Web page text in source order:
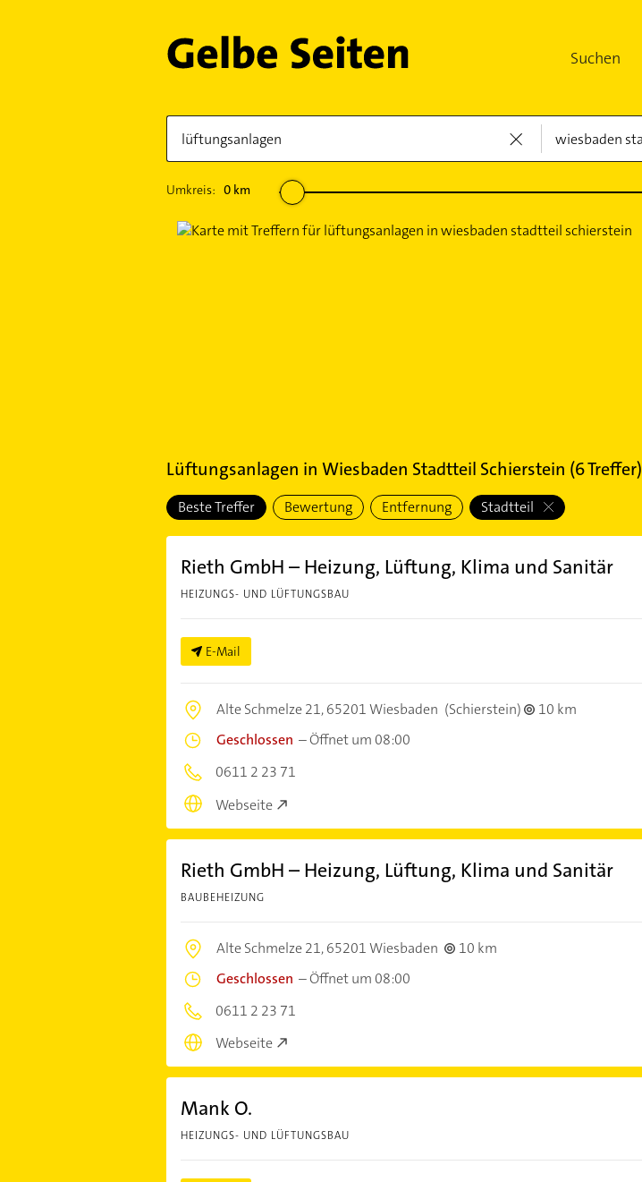
Suchen
Umkreis: 0km
Lüftungsanlagen in Wiesbaden Stadtteil Schierstein (6Treffer)
Beste Treffer Bewertung Entfernung Stadtteil
Rieth GmbH – Heizung, Lüftung, Klima und Sanitär
HEIZUNGS- UND LÜFTUNGSBAU
E-Mail
Alte Schmelze 21,65201 Wiesbaden (Schierstein)
10 km
Geschlossen –Öffnet um 08:00
0611 2 23 71
Webseite
Rieth GmbH – Heizung, Lüftung, Klima und Sanitär
BAUBEHEIZUNG
Alte Schmelze 21,65201 Wiesbaden
10 km
Geschlossen –Öffnet um 08:00
0611 2 23 71
Webseite
Mank O.
HEIZUNGS- UND LÜFTUNGSBAU